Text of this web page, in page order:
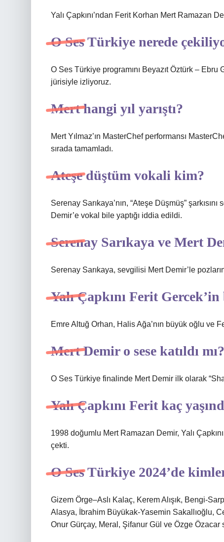
Yalı Çapkını’ndan Ferit Korhan Mert Ramazan
O Ses Türkiye nerede
O Ses Türkiye programını Beyazıt Öztürk –
jürisiyle izliyoruz.
Mert hangi yıl yarıştı?
Mert Yılmaz’ın MasterChef performansı
sırada tamamladı.
Ateşe düştüm vokali kim?
Serenay Sarıkaya’nın, “Ateşe Düşmüş”
Demir’e vokal bile yaptığı iddia edildi.
Serenay Sarıkaya ve Mert
Serenay Sarıkaya, sevgilisi Mert Demir’le
Yalı Çapkını Ferit
Emre Altuğ Orhan, Halis Ağa’nın büyük oğlu ve
Mert Demir o sese katıldı mı?
O Ses Türkiye finalinde Mert Demir ilk olarak
Yalı Çapkını Ferit kaç
1998 doğumlu Mert Ramazan Demir, Yalı
çekti.
O Ses Türkiye 2024’de
Gizem Örge–Aslı Kalaç, Kerem Alışık, Bengi-
Alasya, İbrahim Büyükak-Yasemin Sakallıoğlu,
Onur Gürçay, Meral, Şifanur Gül ve Özge Özacar